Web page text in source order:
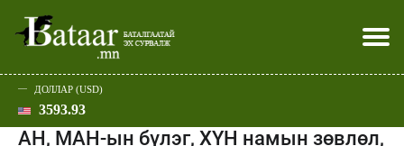
Эхлэл
Улс төр
Нийгэм
Эдийн засаг
Дэлхий
Спорт
Шар
Батаар юу хэлэв
Хэвлэл мэдээллээр
ДОЛЛАР (USD)
3593.93
АН, МАН-ын бүлэг, ХҮН намын зөвлөл,